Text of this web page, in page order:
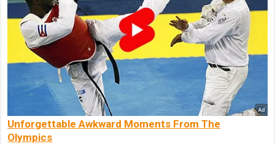
Unforgettable Awkward Moments From The
Olympics